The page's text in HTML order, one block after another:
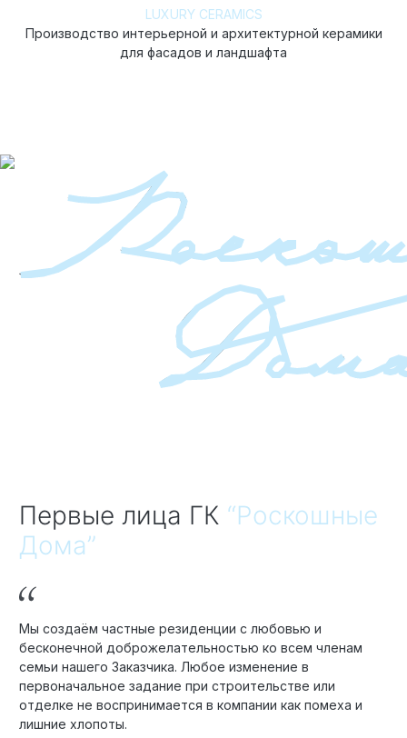
LUXURY CERAMICS
Производство интерьерной и архитектурной керамики
для фасадов и ландшафта
Первые лица ГК “Роскошные
Дома”
Мы создаём частные резиденции с любовью и
бесконечной доброжелательностью ко всем членам
семьи нашего Заказчика. Любое изменение в
первоначальное задание при строительстве или
отделке не воспринимается в компании как помеха и
лишние хлопоты.